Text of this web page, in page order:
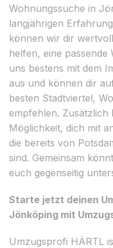
Wohnungssuche in
langjährigen
können wir dir
helfen, eine
uns bestens mit dem
aus und können dir
besten Stadtviertel,
empfehlen. Zusätzlich
Möglichkeit, dich mit
die bereits von
sind. Gemeinsam
euch gegenseitig
Starte jetzt deinen
Jönköping mit
Umzugsprofi HÄRTL